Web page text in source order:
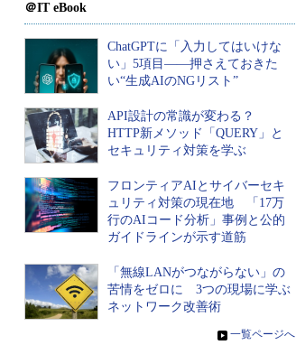
＠IT eBook
ChatGPTに「入力してはいけな
い」5項目――押さえておきた
い“生成AIのNGリスト”
API設計の常識が変わる？
HTTP新メソッド「QUERY」と
セキュリティ対策を学ぶ
フロンティアAIとサイバーセキ
ュリティ対策の現在地 「17万
行のAIコード分析」事例と公的
ガイドラインが示す道筋
「無線LANがつながらない」の
苦情をゼロに 3つの現場に学ぶ
ネットワーク改善術
» 一覧ページへ